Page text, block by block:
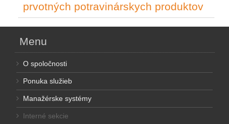
prvotných potravinárskych produktov
Menu
O spoločnosti
Ponuka služieb
Manažérske systémy
Interné sekcie